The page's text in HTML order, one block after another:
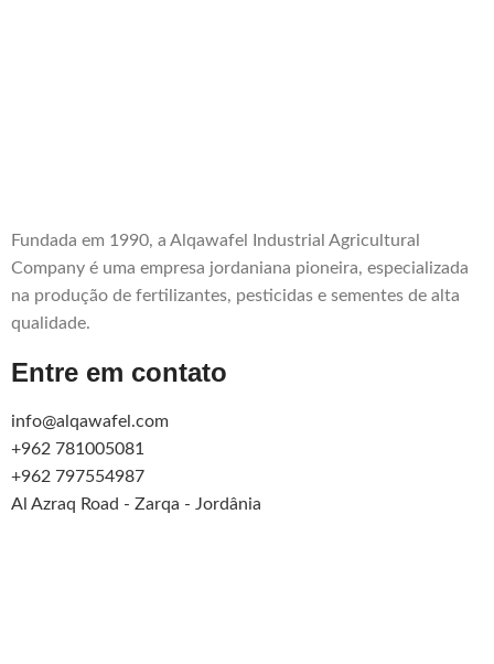
Fundada em 1990, a Alqawafel Industrial Agricultural
Company é uma empresa jordaniana pioneira, especializada
na produção de fertilizantes, pesticidas e sementes de alta
qualidade.
Entre em contato
info@alqawafel.com
+962 781005081
+962 797554987
Al Azraq Road - Zarqa - Jordânia